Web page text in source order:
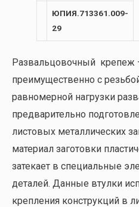
ЮПИЯ.713361.009-
29
Развальцовочный крепеж
преимущественно с
равномерной нагрузки
предварительно
листовых металлических
материал заготовки
затекает в специальные
деталей. Данные втулки
крепления конструкций в